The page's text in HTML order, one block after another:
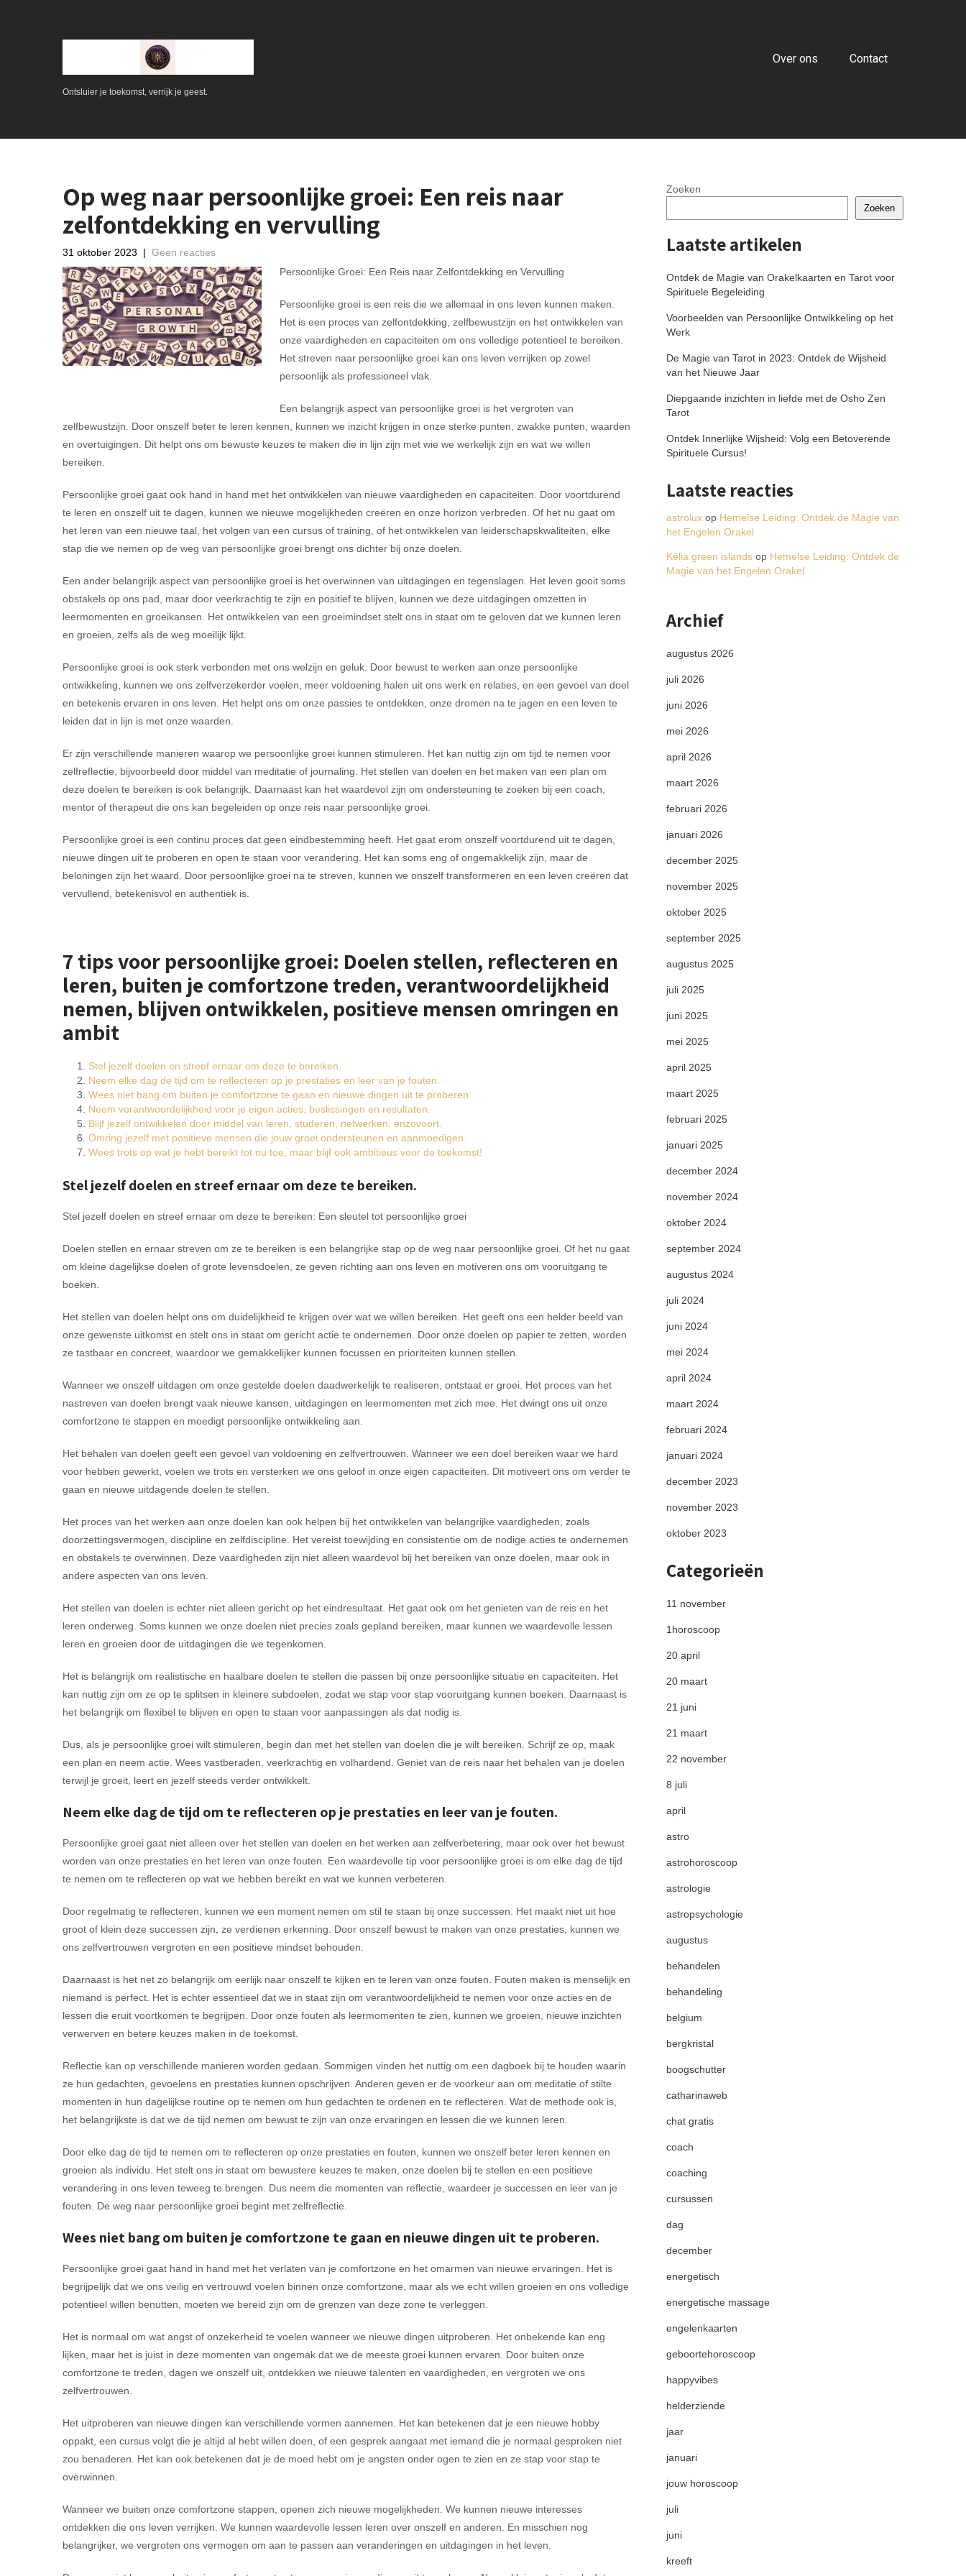
Ontsluier je toekomst, verrijk je geest.
Over ons Contact
Op weg naar persoonlijke groei: Een reis naar
zelfontdekking en vervulling
31 oktober 2023 | Geen reacties
Persoonlijke Groei: Een Reis naar Zelfontdekking en Vervulling
Persoonlijke groei is een reis die we allemaal in ons leven kunnen maken.
Het is een proces van zelfontdekking, zelfbewustzijn en het ontwikkelen van
onze vaardigheden en capaciteiten om ons volledige potentieel te bereiken.
Het streven naar persoonlijke groei kan ons leven verrijken op zowel
persoonlijk als professioneel vlak.
Een belangrijk aspect van persoonlijke groei is het vergroten van
zelfbewustzijn. Door onszelf beter te leren kennen, kunnen we inzicht krijgen in onze sterke punten, zwakke punten, waarden
en overtuigingen. Dit helpt ons om bewuste keuzes te maken die in lijn zijn met wie we werkelijk zijn en wat we willen
bereiken.
Persoonlijke groei gaat ook hand in hand met het ontwikkelen van nieuwe vaardigheden en capaciteiten. Door voortdurend
te leren en onszelf uit te dagen, kunnen we nieuwe mogelijkheden creëren en onze horizon verbreden. Of het nu gaat om
het leren van een nieuwe taal, het volgen van een cursus of training, of het ontwikkelen van leiderschapskwaliteiten, elke
stap die we nemen op de weg van persoonlijke groei brengt ons dichter bij onze doelen.
Een ander belangrijk aspect van persoonlijke groei is het overwinnen van uitdagingen en tegenslagen. Het leven gooit soms
obstakels op ons pad, maar door veerkrachtig te zijn en positief te blijven, kunnen we deze uitdagingen omzetten in
leermomenten en groeikansen. Het ontwikkelen van een groeimindset stelt ons in staat om te geloven dat we kunnen leren
en groeien, zelfs als de weg moeilijk lijkt.
Persoonlijke groei is ook sterk verbonden met ons welzijn en geluk. Door bewust te werken aan onze persoonlijke
ontwikkeling, kunnen we ons zelfverzekerder voelen, meer voldoening halen uit ons werk en relaties, en een gevoel van doel
en betekenis ervaren in ons leven. Het helpt ons om onze passies te ontdekken, onze dromen na te jagen en een leven te
leiden dat in lijn is met onze waarden.
Er zijn verschillende manieren waarop we persoonlijke groei kunnen stimuleren. Het kan nuttig zijn om tijd te nemen voor
zelfreflectie, bijvoorbeeld door middel van meditatie of journaling. Het stellen van doelen en het maken van een plan om
deze doelen te bereiken is ook belangrijk. Daarnaast kan het waardevol zijn om ondersteuning te zoeken bij een coach,
mentor of therapeut die ons kan begeleiden op onze reis naar persoonlijke groei.
Persoonlijke groei is een continu proces dat geen eindbestemming heeft. Het gaat erom onszelf voortdurend uit te dagen,
nieuwe dingen uit te proberen en open te staan voor verandering. Het kan soms eng of ongemakkelijk zijn, maar de
beloningen zijn het waard. Door persoonlijke groei na te streven, kunnen we onszelf transformeren en een leven creëren dat
vervullend, betekenisvol en authentiek is.
7 tips voor persoonlijke groei: Doelen stellen, reflecteren en
leren, buiten je comfortzone treden, verantwoordelijkheid
nemen, blijven ontwikkelen, positieve mensen omringen en
ambit
Stel jezelf doelen en streef ernaar om deze te bereiken.
Neem elke dag de tijd om te reflecteren op je prestaties en leer van je fouten.
Wees niet bang om buiten je comfortzone te gaan en nieuwe dingen uit te proberen.
Neem verantwoordelijkheid voor je eigen acties, beslissingen en resultaten.
Blijf jezelf ontwikkelen door middel van leren, studeren, netwerken, enzovoort.
Omring jezelf met positieve mensen die jouw groei ondersteunen en aanmoedigen.
Wees trots op wat je hebt bereikt tot nu toe, maar blijf ook ambitieus voor de toekomst!
Stel jezelf doelen en streef ernaar om deze te bereiken.
Stel jezelf doelen en streef ernaar om deze te bereiken: Een sleutel tot persoonlijke groei
Doelen stellen en ernaar streven om ze te bereiken is een belangrijke stap op de weg naar persoonlijke groei. Of het nu gaat
om kleine dagelijkse doelen of grote levensdoelen, ze geven richting aan ons leven en motiveren ons om vooruitgang te
boeken.
Het stellen van doelen helpt ons om duidelijkheid te krijgen over wat we willen bereiken. Het geeft ons een helder beeld van
onze gewenste uitkomst en stelt ons in staat om gericht actie te ondernemen. Door onze doelen op papier te zetten, worden
ze tastbaar en concreet, waardoor we gemakkelijker kunnen focussen en prioriteiten kunnen stellen.
Wanneer we onszelf uitdagen om onze gestelde doelen daadwerkelijk te realiseren, ontstaat er groei. Het proces van het
nastreven van doelen brengt vaak nieuwe kansen, uitdagingen en leermomenten met zich mee. Het dwingt ons uit onze
comfortzone te stappen en moedigt persoonlijke ontwikkeling aan.
Het behalen van doelen geeft een gevoel van voldoening en zelfvertrouwen. Wanneer we een doel bereiken waar we hard
voor hebben gewerkt, voelen we trots en versterken we ons geloof in onze eigen capaciteiten. Dit motiveert ons om verder te
gaan en nieuwe uitdagende doelen te stellen.
Het proces van het werken aan onze doelen kan ook helpen bij het ontwikkelen van belangrijke vaardigheden, zoals
doorzettingsvermogen, discipline en zelfdiscipline. Het vereist toewijding en consistentie om de nodige acties te ondernemen
en obstakels te overwinnen. Deze vaardigheden zijn niet alleen waardevol bij het bereiken van onze doelen, maar ook in
andere aspecten van ons leven.
Het stellen van doelen is echter niet alleen gericht op het eindresultaat. Het gaat ook om het genieten van de reis en het
leren onderweg. Soms kunnen we onze doelen niet precies zoals gepland bereiken, maar kunnen we waardevolle lessen
leren en groeien door de uitdagingen die we tegenkomen.
Het is belangrijk om realistische en haalbare doelen te stellen die passen bij onze persoonlijke situatie en capaciteiten. Het
kan nuttig zijn om ze op te splitsen in kleinere subdoelen, zodat we stap voor stap vooruitgang kunnen boeken. Daarnaast is
het belangrijk om flexibel te blijven en open te staan voor aanpassingen als dat nodig is.
Dus, als je persoonlijke groei wilt stimuleren, begin dan met het stellen van doelen die je wilt bereiken. Schrijf ze op, maak
een plan en neem actie. Wees vastberaden, veerkrachtig en volhardend. Geniet van de reis naar het behalen van je doelen
terwijl je groeit, leert en jezelf steeds verder ontwikkelt.
Neem elke dag de tijd om te reflecteren op je prestaties en leer van je fouten.
Persoonlijke groei gaat niet alleen over het stellen van doelen en het werken aan zelfverbetering, maar ook over het bewust
worden van onze prestaties en het leren van onze fouten. Een waardevolle tip voor persoonlijke groei is om elke dag de tijd
te nemen om te reflecteren op wat we hebben bereikt en wat we kunnen verbeteren.
Door regelmatig te reflecteren, kunnen we een moment nemen om stil te staan bij onze successen. Het maakt niet uit hoe
groot of klein deze successen zijn, ze verdienen erkenning. Door onszelf bewust te maken van onze prestaties, kunnen we
ons zelfvertrouwen vergroten en een positieve mindset behouden.
Daarnaast is het net zo belangrijk om eerlijk naar onszelf te kijken en te leren van onze fouten. Fouten maken is menselijk en
niemand is perfect. Het is echter essentieel dat we in staat zijn om verantwoordelijkheid te nemen voor onze acties en de
lessen die eruit voortkomen te begrijpen. Door onze fouten als leermomenten te zien, kunnen we groeien, nieuwe inzichten
verwerven en betere keuzes maken in de toekomst.
Reflectie kan op verschillende manieren worden gedaan. Sommigen vinden het nuttig om een dagboek bij te houden waarin
ze hun gedachten, gevoelens en prestaties kunnen opschrijven. Anderen geven er de voorkeur aan om meditatie of stilte
momenten in hun dagelijkse routine op te nemen om hun gedachten te ordenen en te reflecteren. Wat de methode ook is,
het belangrijkste is dat we de tijd nemen om bewust te zijn van onze ervaringen en lessen die we kunnen leren.
Door elke dag de tijd te nemen om te reflecteren op onze prestaties en fouten, kunnen we onszelf beter leren kennen en
groeien als individu. Het stelt ons in staat om bewustere keuzes te maken, onze doelen bij te stellen en een positieve
verandering in ons leven teweeg te brengen. Dus neem die momenten van reflectie, waardeer je successen en leer van je
fouten. De weg naar persoonlijke groei begint met zelfreflectie.
Wees niet bang om buiten je comfortzone te gaan en nieuwe dingen uit te proberen.
Persoonlijke groei gaat hand in hand met het verlaten van je comfortzone en het omarmen van nieuwe ervaringen. Het is
begrijpelijk dat we ons veilig en vertrouwd voelen binnen onze comfortzone, maar als we echt willen groeien en ons volledige
potentieel willen benutten, moeten we bereid zijn om de grenzen van deze zone te verleggen.
Het is normaal om wat angst of onzekerheid te voelen wanneer we nieuwe dingen uitproberen. Het onbekende kan eng
lijken, maar het is juist in deze momenten van ongemak dat we de meeste groei kunnen ervaren. Door buiten onze
comfortzone te treden, dagen we onszelf uit, ontdekken we nieuwe talenten en vaardigheden, en vergroten we ons
zelfvertrouwen.
Het uitproberen van nieuwe dingen kan verschillende vormen aannemen. Het kan betekenen dat je een nieuwe hobby
oppakt, een cursus volgt die je altijd al hebt willen doen, of een gesprek aangaat met iemand die je normaal gesproken niet
zou benaderen. Het kan ook betekenen dat je de moed hebt om je angsten onder ogen te zien en ze stap voor stap te
overwinnen.
Wanneer we buiten onze comfortzone stappen, openen zich nieuwe mogelijkheden. We kunnen nieuwe interesses
ontdekken die ons leven verrijken. We kunnen waardevolle lessen leren over onszelf en anderen. En misschien nog
belangrijker, we vergroten ons vermogen om aan te passen aan veranderingen en uitdagingen in het leven.
Zoeken
Zoeken
Laatste artikelen
Ontdek de Magie van Orakelkaarten en Tarot voor
Spirituele Begeleiding
Voorbeelden van Persoonlijke Ontwikkeling op het
Werk
De Magie van Tarot in 2023: Ontdek de Wijsheid
van het Nieuwe Jaar
Diepgaande inzichten in liefde met de Osho Zen
Tarot
Ontdek Innerlijke Wijsheid: Volg een Betoverende
Spirituele Cursus!
Laatste reacties
astrolux op Hemelse Leiding: Ontdek de Magie van
het Engelen Orakel
Kélia green islands op Hemelse Leiding: Ontdek de
Magie van het Engelen Orakel
Archief
augustus 2026
juli 2026
juni 2026
mei 2026
april 2026
maart 2026
februari 2026
januari 2026
december 2025
november 2025
oktober 2025
september 2025
augustus 2025
juli 2025
juni 2025
mei 2025
april 2025
maart 2025
februari 2025
januari 2025
december 2024
november 2024
oktober 2024
september 2024
augustus 2024
juli 2024
juni 2024
mei 2024
april 2024
maart 2024
februari 2024
januari 2024
december 2023
november 2023
oktober 2023
Categorieën
11 november
1horoscoop
20 april
20 maart
21 juni
21 maart
22 november
8 juli
april
astro
astrohoroscoop
astrologie
astropsychologie
augustus
behandelen
behandeling
belgium
bergkristal
boogschutter
catharinaweb
chat gratis
coach
coaching
cursussen
dag
december
energetisch
energetische massage
engelenkaarten
geboortehoroscoop
happyvibes
helderziende
jaar
januari
jouw horoscoop
juli
juni
kreeft